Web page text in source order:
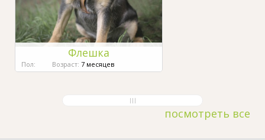
Флешка
Пол: Возраст: 7 месяцев
посмотреть все